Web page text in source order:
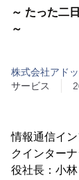
～ たった二
～
株式会社アド
サービス
情報通信イ
クインター
役社長：小